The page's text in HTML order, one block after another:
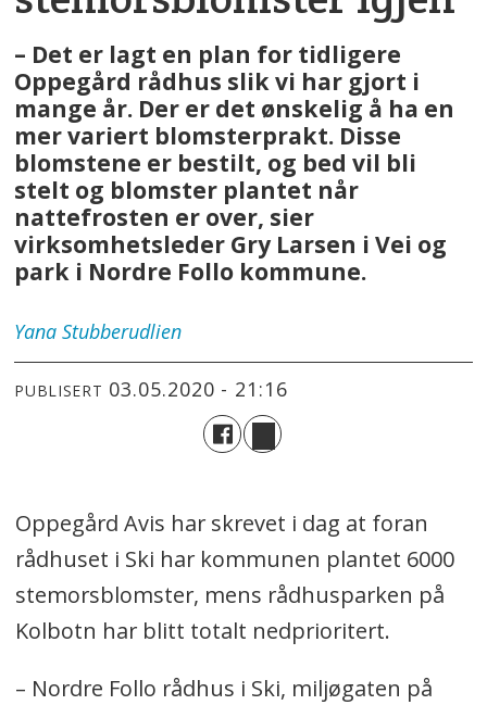
– Det er lagt en plan for tidligere
Oppegård rådhus slik vi har gjort i
mange år. Der er det ønskelig å ha en
mer variert blomsterprakt. Disse
blomstene er bestilt, og bed vil bli
stelt og blomster plantet når
nattefrosten er over, sier
virksomhetsleder Gry Larsen i Vei og
park i Nordre Follo kommune.
Yana Stubberudlien
PUBLISERT 03.05.2020 - 21:16
Oppegård Avis har skrevet i dag at foran
rådhuset i Ski har kommunen plantet 6000
stemorsblomster, mens rådhusparken på
Kolbotn har blitt totalt nedprioritert.
– Nordre Follo rådhus i Ski, miljøgaten på